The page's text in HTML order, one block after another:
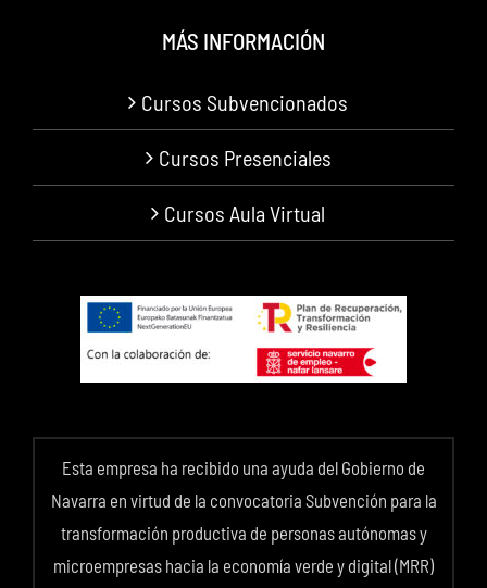
MÁS INFORMACIÓN
Cursos Subvencionados
Cursos Presenciales
Cursos Aula Virtual
Esta empresa ha recibido una ayuda del Gobierno de
Navarra en virtud de la convocatoria Subvención para la
transformación productiva de personas autónomas y
microempresas hacia la economía verde y digital (MRR)